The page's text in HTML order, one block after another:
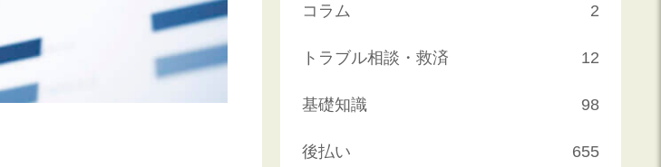
コラム 2
トラブル相談・救済 12
基礎知識 98
後払い 655